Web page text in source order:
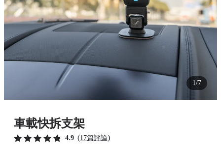
1/7
車載快拆支架
4.9 (17篇評論)